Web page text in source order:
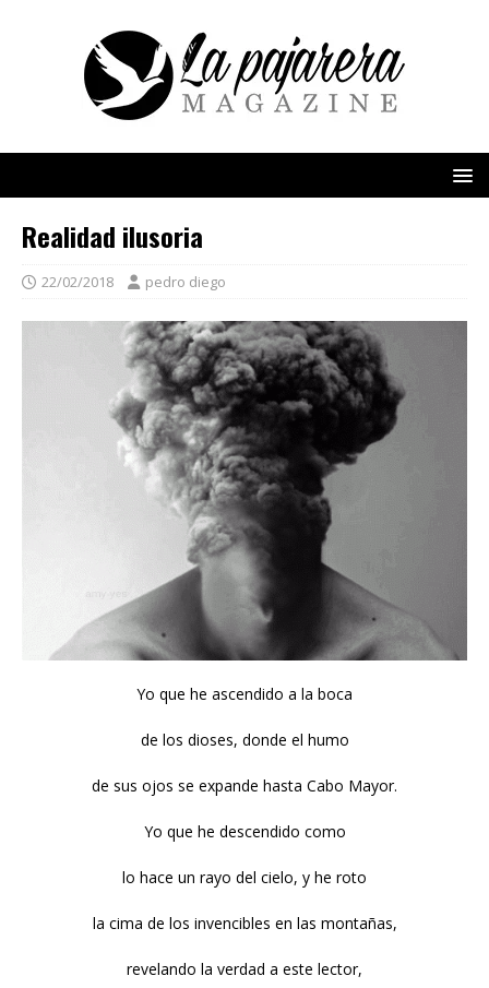
Realidad ilusoria
22/02/2018 pedro diego
Yo que he ascendido a la boca
de los dioses, donde el humo
de sus ojos se expande hasta Cabo Mayor.
Yo que he descendido como
lo hace un rayo del cielo, y he roto
la cima de los invencibles en las montañas,
revelando la verdad a este lector,